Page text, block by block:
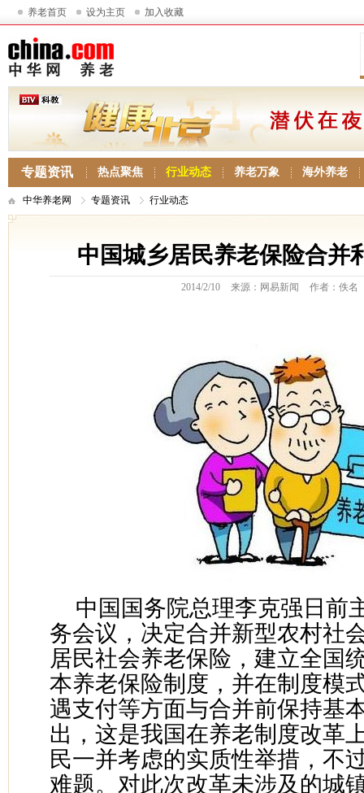
养老首页 设为主页 加入收藏
专题资讯 热点聚焦 行业动态 养老万象 海外养老
中华养老网 专题资讯 行业动态
中国城乡居民养老保险合并
2014/2/10 来源：网易新闻 作者：佚名
中国国务院总理李克强日前
务会议，决定合并新型农村社
居民社会养老保险，建立全国
本养老保险制度，并在制度模
遇支付等方面与合并前保持基
出，这是我国在养老制度改革
民一并考虑的实质性举措，不
难题。对此次改革未涉及的城